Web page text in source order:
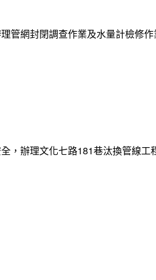
管網封閉調查作業及水量計檢修作
，辦理文化七路181巷汰換管線